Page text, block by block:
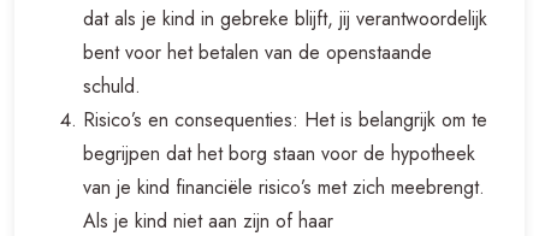
dat als je kind in gebreke blijft, jij verantwoordelijk
bent voor het betalen van de openstaande
schuld.
Risico’s en consequenties: Het is belangrijk om te
begrijpen dat het borg staan voor de hypotheek
van je kind financiële risico’s met zich meebrengt.
Als je kind niet aan zijn of haar